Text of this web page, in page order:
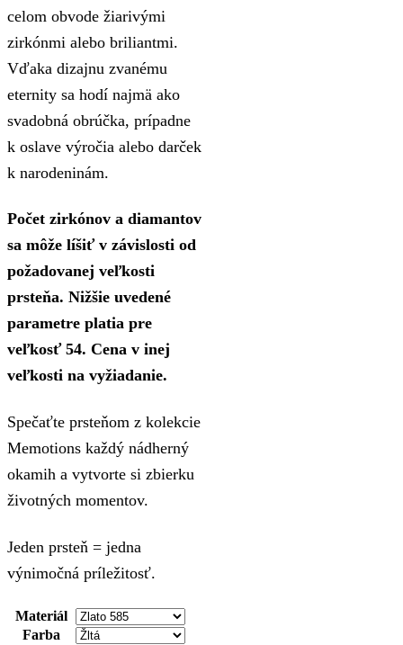
celom obvode žiarivými
zirkónmi alebo briliantmi.
Vďaka dizajnu zvanému
eternity sa hodí najmä ako
svadobná obrúčka, prípadne
k oslave výročia alebo darček
k narodeninám.
Počet zirkónov a diamantov
sa môže líšiť v závislosti od
požadovanej veľkosti
prsteňa. Nižšie uvedené
parametre platia pre
veľkosť 54. Cena v inej
veľkosti na vyžiadanie.
Spečaťte prsteňom z kolekcie
Memotions každý nádherný
okamih a vytvorte si zbierku
životných momentov.
Jeden prsteň = jedna
výnimočná príležitosť.
Materiál
Farba